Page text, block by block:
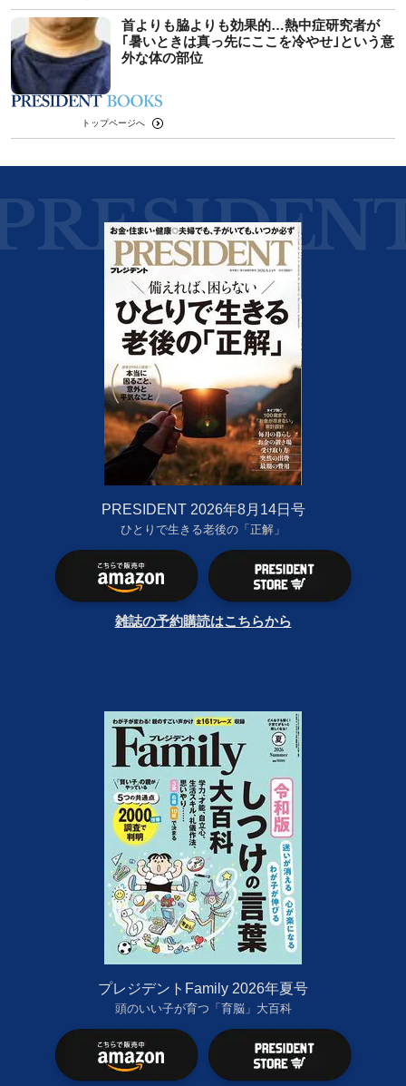
首よりも脇よりも効果的…熱中症研究者が
｢暑いときは真っ先にここを冷やせ｣という意
外な体の部位
トップページへ
PRESIDENT 2026年8月14日号
ひとりで生きる老後の「正解」
雑誌の予約購読はこちらから
プレジデントFamily 2026年夏号
頭のいい子が育つ「育脳」大百科